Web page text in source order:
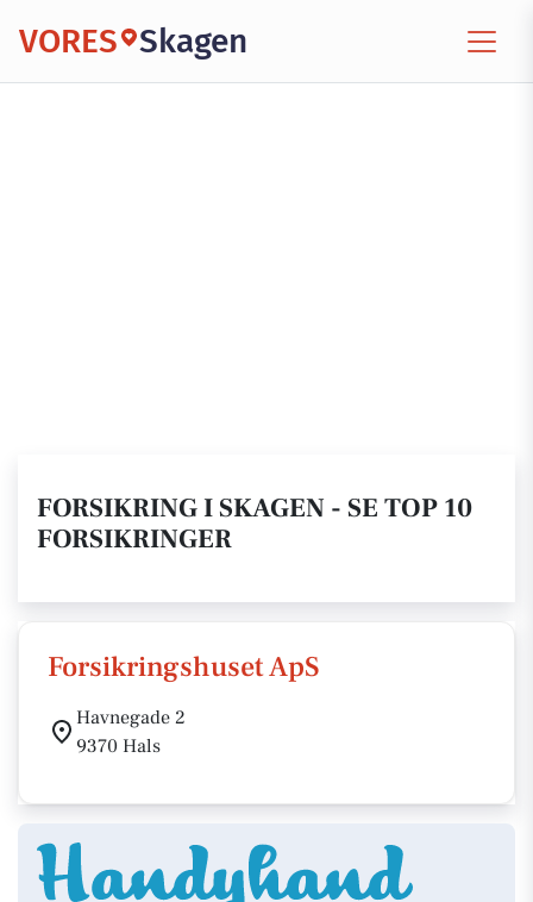
VORES Skagen
FORSIKRING I SKAGEN - SE TOP 10
FORSIKRINGER
Forsikringshuset ApS
Havnegade 2
9370 Hals